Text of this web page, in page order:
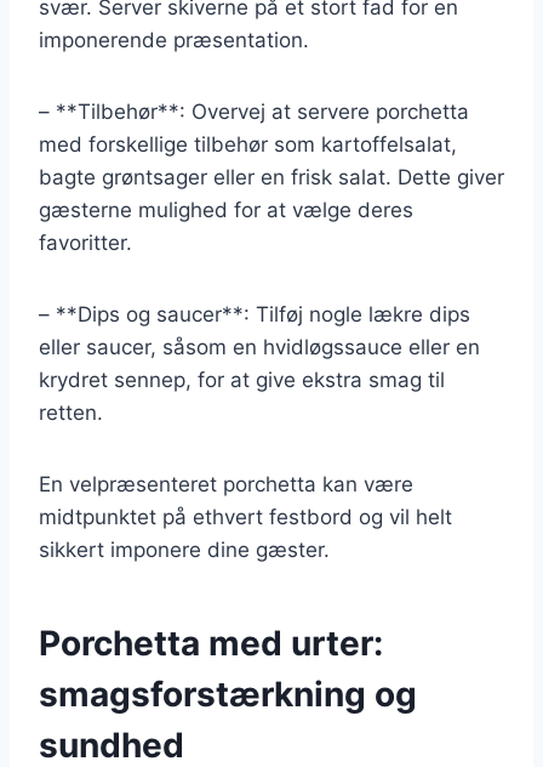
svær. Server skiverne på et stort fad for en
imponerende præsentation.
– **Tilbehør**: Overvej at servere porchetta
med forskellige tilbehør som kartoffelsalat,
bagte grøntsager eller en frisk salat. Dette giver
gæsterne mulighed for at vælge deres
favoritter.
– **Dips og saucer**: Tilføj nogle lækre dips
eller saucer, såsom en hvidløgssauce eller en
krydret sennep, for at give ekstra smag til
retten.
En velpræsenteret porchetta kan være
midtpunktet på ethvert festbord og vil helt
sikkert imponere dine gæster.
Porchetta med urter:
smagsforstærkning og
sundhed